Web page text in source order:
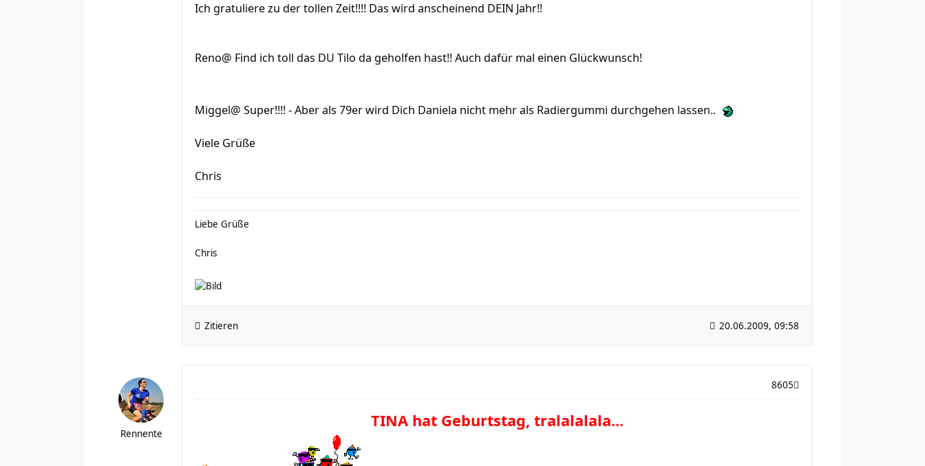
Ich gratuliere zu der tollen Zeit!!!! Das wird anscheinend DEIN Jahr!!
Reno@ Find ich toll das DU Tilo da geholfen hast!! Auch dafür mal einen Glückwunsch!
Miggel@ Super!!!! - Aber als 79er wird Dich Daniela nicht mehr als Radiergummi durchgehen lassen..
Viele Grüße
Chris
Liebe Grüße
Chris
Zitieren 20.06.2009, 09:58
Rennente
8605
TINA hat Geburtstag, tralalalala...